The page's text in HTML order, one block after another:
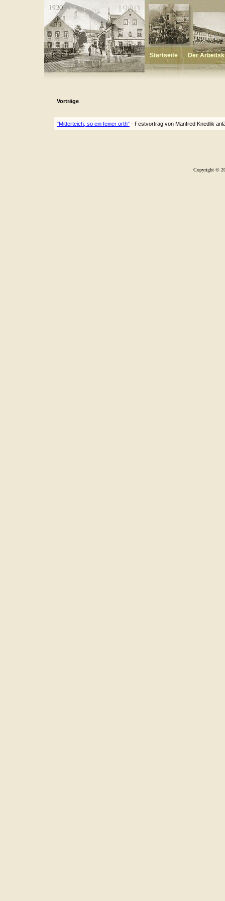
Startseite Der
Vorträge
"Mitterteich, so ein feiner orth" - Festvortrag von Manfred Knedlik
Copyright ©